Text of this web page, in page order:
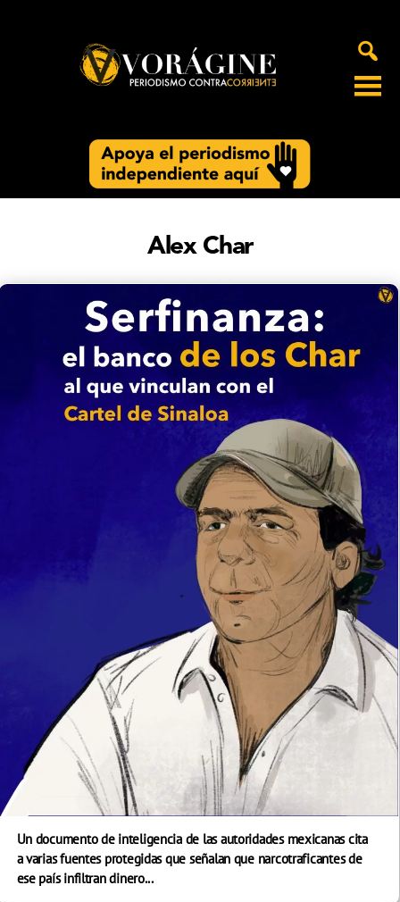
Alex Char
Un documento de inteligencia de las autoridades mexicanas cita
a varias fuentes protegidas que señalan que narcotraficantes de
ese país infiltran dinero...